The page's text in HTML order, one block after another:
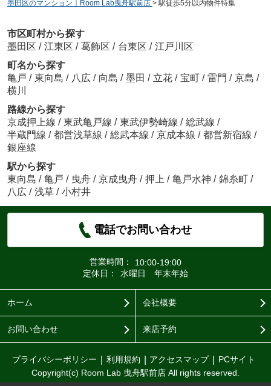
墨田区のマンション｜Room Lab曳舟駅前店 > 駅徒歩5分以内物件特集
市区町村から探す
墨田区 / 江東区 / 葛飾区 / 台東区 / 江戸川区
町名から探す
亀戸 / 東向島 / 八広 / 向島 / 墨田 / 立花 / 宝町 / 雷門 / 京島 /
横川
路線から探す
京成押上線 / 東武亀戸線 / 東武伊勢崎線 / 総武線 /
半蔵門線 / 都営浅草線 / 総武本線 / 京成本線 / 都営新宿線 /
銀座線
駅から探す
東向島 / 亀戸 / 曳舟 / 京成曳舟 / 押上 / 亀戸水神 / 錦糸町 /
八広 / 浅草 / 小村井
電話でお問い合わせ
営業時間：
10:00-19:00
定休日：
水曜日 年末年始
ホーム 会社概要
お問い合わせ 来店予約
プライバシーポリシー 利用規約 アクセスマップ
PCサイト
Copyright(c) Room Lab 曳舟駅前店 All rights reserved.